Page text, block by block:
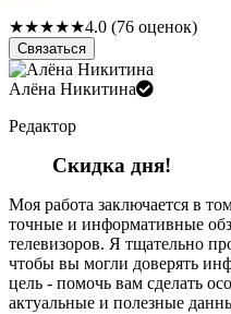
★★★★★4.0 (76 оценок)
Связаться
Алёна Никитина
Редактор
Скидка дня!
Моя работа заключается в
точные и информативные
телевизоров. Я тщательно
чтобы вы могли доверять
цель - помочь вам сделать
актуальные и полезные